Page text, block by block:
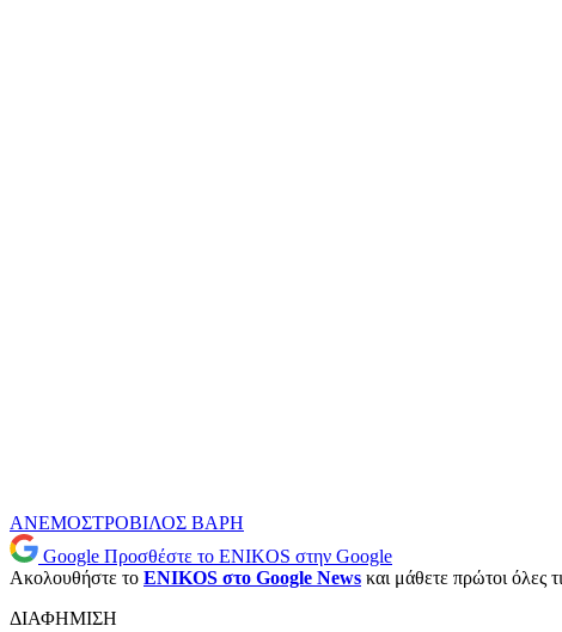
ΑΝΕΜΟΣΤΡΟΒΙΛΟΣ ΒΑΡΗ
Google Προσθέστε το ENIKOS στην Google
Ακολουθήστε το ENIKOS στο Google News και μάθετε πρώτοι όλες
ΔΙΑΦΗΜΙΣΗ